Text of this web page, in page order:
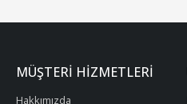
MÜŞTERI HIZMETLERI
Hakkımızda